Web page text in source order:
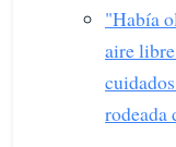
"Había
aire
rodeada